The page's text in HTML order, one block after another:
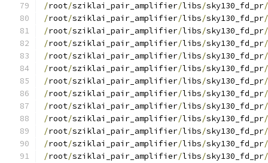
/root/sziklai_pair_amplifier/libs/sky130_fd_pr/
/root/sziklai_pair_amplifier/libs/sky130_fd_pr/
/root/sziklai_pair_amplifier/libs/sky130_fd_pr/
/root/sziklai_pair_amplifier/libs/sky130_fd_pr/
/root/sziklai_pair_amplifier/libs/sky130_fd_pr/
/root/sziklai_pair_amplifier/libs/sky130_fd_pr/
/root/sziklai_pair_amplifier/libs/sky130_fd_pr/
/root/sziklai_pair_amplifier/libs/sky130_fd_pr/
/root/sziklai_pair_amplifier/libs/sky130_fd_pr/
/root/sziklai_pair_amplifier/libs/sky130_fd_pr/
/root/sziklai_pair_amplifier/libs/sky130_fd_pr/
/root/sziklai_pair_amplifier/libs/sky130_fd_pr/
/root/sziklai_pair_amplifier/libs/sky130_fd_pr/